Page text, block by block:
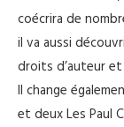
coécrira de
il va aussi
droits d’auteur
Il change
et deux Les Paul